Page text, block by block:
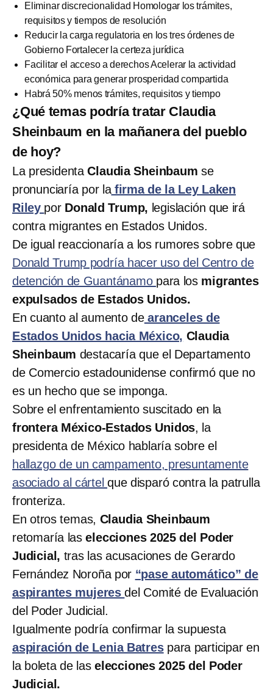
Eliminar discrecionalidad Homologar los trámites,
requisitos y tiempos de resolución
Reducir la carga regulatoria en los tres órdenes de
Gobierno Fortalecer la certeza jurídica
Facilitar el acceso a derechos Acelerar la actividad
económica para generar prosperidad compartida
Habrá 50% menos trámites, requisitos y tiempo
¿Qué temas podría tratar Claudia
Sheinbaum en la mañanera del pueblo
de hoy?
La presidentaClaudia Sheinbaum se
pronunciaría por lafirma de la Ley Laken
Riley por Donald Trump, legislación que irá
contra migrantes en Estados Unidos.
De igual reaccionaría a los rumores sobre que
Donald Trump podría hacer uso del Centro de
detención de Guantánamo para los migrantes
expulsados de Estados Unidos.
En cuanto al aumento dearanceles de
Estados Unidos hacia México, Claudia
Sheinbaum destacaría que el Departamento
de Comercio estadounidense confirmó que no
es un hecho que se imponga.
Sobre el enfrentamiento suscitado en la
frontera México-Estados Unidos, la
presidenta de México hablaría sobre el
hallazgo de un campamento, presuntamente
asociado al cártelque disparó contra la patrulla
fronteriza.
En otros temas, Claudia Sheinbaum
retomaría laselecciones 2025 del Poder
Judicial, tras las acusaciones de Gerardo
Fernández Noroña por “pase automático” de
aspirantes mujeresdel Comité de Evaluación
del Poder Judicial.
Igualmente podría confirmar la supuesta
aspiración de Lenia Batrespara participar en
la boleta de las elecciones 2025 del Poder
Judicial.